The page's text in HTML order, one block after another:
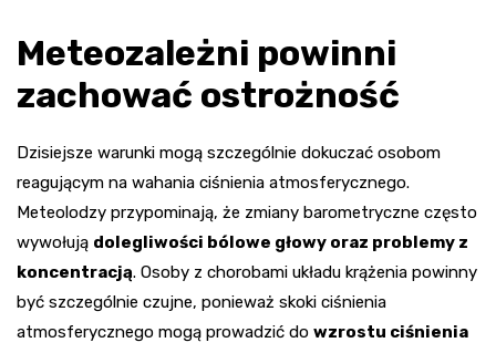
Meteozależni powinni
zachować ostrożność
Dzisiejsze warunki mogą szczególnie dokuczać osobom
reagującym na wahania ciśnienia atmosferycznego.
Meteolodzy przypominają, że zmiany barometryczne często
wywołują dolegliwości bólowe głowy oraz problemy z
koncentracją. Osoby z chorobami układu krążenia powinny
być szczególnie czujne, ponieważ skoki ciśnienia
atmosferycznego mogą prowadzić do wzrostu ciśnienia